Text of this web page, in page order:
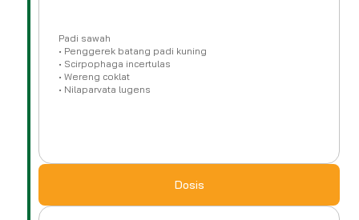
Padi sawah
• Penggerek batang padi kuning
• Scirpophaga incertulas
• Wereng coklat
• Nilaparvata lugens
Dosis